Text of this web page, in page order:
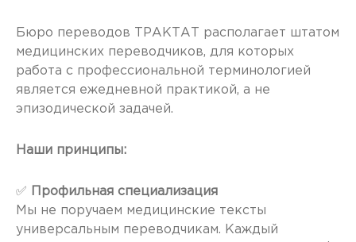
Бюро переводов ТРАКТАТ располагает штатом
медицинских переводчиков, для которых
работа с профессиональной терминологией
является ежедневной практикой, а не
эпизодической задачей.
Наши принципы:
✅
Профильная специализация
Мы не поручаем медицинские тексты
универсальным переводчикам. Каждый